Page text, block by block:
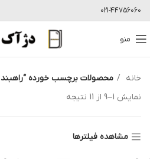
021-44756060
منو
خانه
محصولات برچسب خورده “راهبند
نمایش 1–9 از 11 نتیجه
مشاهده فیلترها